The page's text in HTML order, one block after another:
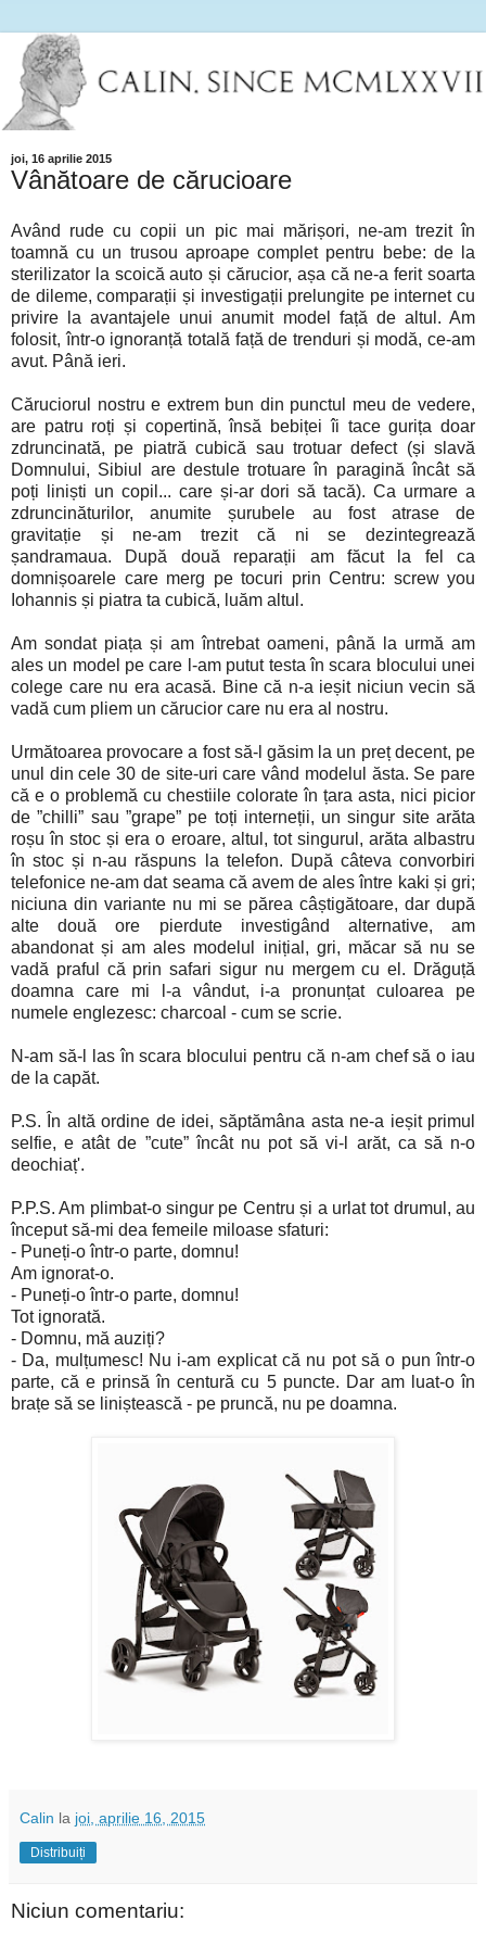
joi, 16 aprilie 2015
Vânătoare de cărucioare
Având rude cu copii un pic mai mărișori, ne-am trezit în
toamnă cu un trusou aproape complet pentru bebe: de la
sterilizator la scoică auto și cărucior, așa că ne-a ferit soarta
de dileme, comparații și investigații prelungite pe internet cu
privire la avantajele unui anumit model față de altul. Am
folosit, într-o ignoranță totală față de trenduri și modă, ce-am
avut. Până ieri.
Căruciorul nostru e extrem bun din punctul meu de vedere,
are patru roți și copertină, însă bebiței îi tace gurița doar
zdruncinată, pe piatră cubică sau trotuar defect (și slavă
Domnului, Sibiul are destule trotuare în paragină încât să
poți liniști un copil... care și-ar dori să tacă). Ca urmare a
zdruncinăturilor, anumite șurubele au fost atrase de
gravitație și ne-am trezit că ni se dezintegrează
șandramaua. După două reparații am făcut la fel ca
domnișoarele care merg pe tocuri prin Centru: screw you
Iohannis și piatra ta cubică, luăm altul.
Am sondat piața și am întrebat oameni, până la urmă am
ales un model pe care l-am putut testa în scara blocului unei
colege care nu era acasă. Bine că n-a ieșit niciun vecin să
vadă cum pliem un cărucior care nu era al nostru.
Următoarea provocare a fost să-l găsim la un preț decent, pe
unul din cele 30 de site-uri care vând modelul ăsta. Se pare
că e o problemă cu chestiile colorate în țara asta, nici picior
de ”chilli” sau ”grape” pe toți interneții, un singur site arăta
roșu în stoc și era o eroare, altul, tot singurul, arăta albastru
în stoc și n-au răspuns la telefon. După câteva convorbiri
telefonice ne-am dat seama că avem de ales între kaki și gri;
niciuna din variante nu mi se părea câștigătoare, dar după
alte două ore pierdute investigând alternative, am
abandonat și am ales modelul inițial, gri, măcar să nu se
vadă praful că prin safari sigur nu mergem cu el. Drăguță
doamna care mi l-a vândut, i-a pronunțat culoarea pe
numele englezesc: charcoal - cum se scrie.
N-am să-l las în scara blocului pentru că n-am chef să o iau
de la capăt.
P.S. În altă ordine de idei, săptămâna asta ne-a ieșit primul
selfie, e atât de ”cute” încât nu pot să vi-l arăt, ca să n-o
deochiaț'.
P.P.S. Am plimbat-o singur pe Centru și a urlat tot drumul, au
început să-mi dea femeile miloase sfaturi:
- Puneți-o într-o parte, domnu!
Am ignorat-o.
- Puneți-o într-o parte, domnu!
Tot ignorată.
- Domnu, mă auziți?
- Da, mulțumesc! Nu i-am explicat că nu pot să o pun într-o
parte, că e prinsă în centură cu 5 puncte. Dar am luat-o în
brațe să se liniștească - pe pruncă, nu pe doamna.
Calin la joi, aprilie 16, 2015
Distribuiți
Niciun comentariu: